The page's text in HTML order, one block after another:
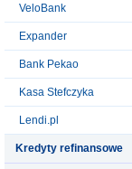
VeloBank
Expander
Bank Pekao
Kasa Stefczyka
Lendi.pl
Kredyty refinansowe